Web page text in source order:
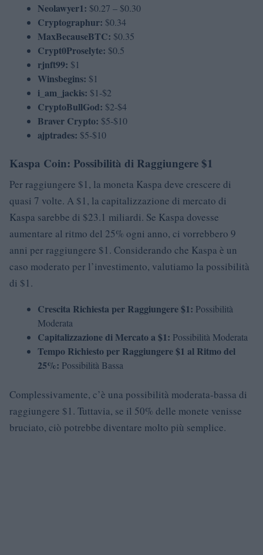
Neolawyer1: $0.27 – $0.30
Cryptographur: $0.34
MaxBecauseBTC: $0.35
Crypt0Proselyte: $0.5
rjnft99: $1
Winsbegins: $1
i_am_jackis: $1-$2
CryptoBullGod: $2-$4
Braver Crypto: $5-$10
ajptrades: $5-$10
Kaspa Coin: Possibilità di Raggiungere $1
Per raggiungere $1, la moneta Kaspa deve crescere di
quasi 7 volte. A $1, la capitalizzazione di mercato di
Kaspa sarebbe di $23.1 miliardi. Se Kaspa dovesse
aumentare al ritmo del 25% ogni anno, ci vorrebbero 9
anni per raggiungere $1. Considerando che Kaspa è un
caso moderato per l’investimento, valutiamo la possibilità
di $1.
Crescita Richiesta per Raggiungere $1: Possibilità
Moderata
Capitalizzazione di Mercato a $1: Possibilità Moderata
Tempo Richiesto per Raggiungere $1 al Ritmo del
25%: Possibilità Bassa
Complessivamente, c’è una possibilità moderata-bassa di
raggiungere $1. Tuttavia, se il 50% delle monete venisse
bruciato, ciò potrebbe diventare molto più semplice.